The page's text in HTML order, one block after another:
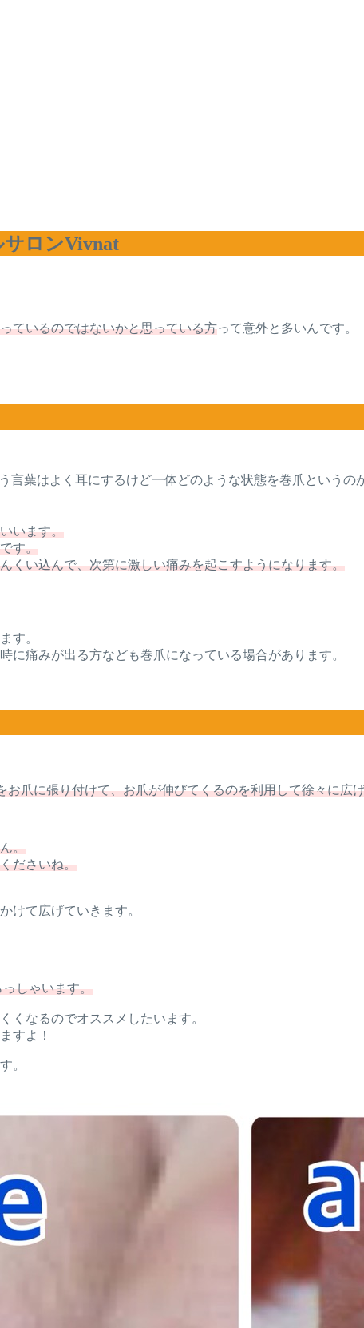
サロンVivnat
ているのではないかと思っている方って意外と多いんです。
言葉はよく耳にするけど一体どのような状態を巻爪というの
います。
す。
くい込んで、次第に激しい痛みを起こすようになります。
す。
痛みが出る方なども巻爪になっている場合があります。
お爪に張り付けて、お爪が伸びてくるのを利用して徐々に広
。
ださいね。
けて広げていきます。
しゃいます。
くなるのでオススメしたいます。
すよ！
。